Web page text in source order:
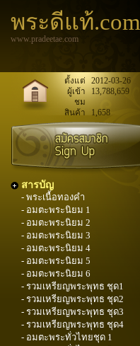
พระดีแท้.com
www.pradeetae.com
ตั้งแต่
2012-03-26
ผู้เข้า
ชม
13,788,659
สินค้า 1,658
สารบัญ
- พระเนื้อทองคำ
- อมตะพระนิยม 1
- อมตะพระนิยม 2
- อมตะพระนิยม 3
- อมตะพระนิยม 4
- อมตะพระนิยม 5
- อมตะพระนิยม 6
- รวมเหรียญพระพุทธ ชุด1
- รวมเหรียญพระพุทธ ชุด2
- รวมเหรียญพระพุทธ ชุด3
- รวมเหรียญพระพุทธ ชุด4
- อมตะพระทั่วไทยชุด 1